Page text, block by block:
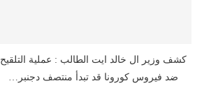
كشف وزير ال خالد ايت الطالب : عملية التلقيح
ضد فيروس كورونا قد تبدأ منتصف دجنبر…